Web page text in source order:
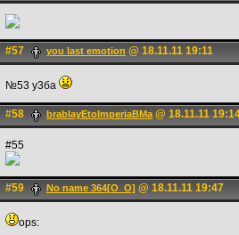
#57 you last emotion @ 18.11.11 19:11
№53 у3ба
#58 brablayEtoImperiaBMa@ 18.11.11
#55
#59 No name 364[О_О] @ 18.11.11 19:47
ops: